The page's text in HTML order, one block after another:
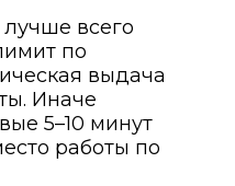
всего
по
выдача
Иначе
5–10 минут
работы по